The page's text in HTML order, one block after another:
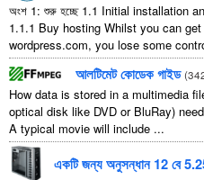
অংশ 1: শুরু হচ্ছে 1.1 Initial installation
1.1.1 Buy hosting Whilst you can
wordpress.com, you lose some
আলটিমেট কোডেক গাইড (
How data is stored in a multimedia
optical disk like DVD or BluRay)
A typical movie will include ...
একটি জন্য অনুসন্ধান 12 বে